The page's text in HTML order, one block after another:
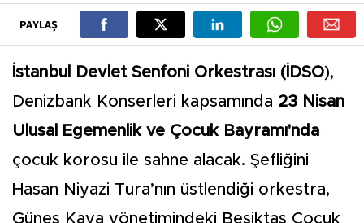
PAYLAŞ
İstanbul Devlet Senfoni Orkestrası (İDSO),
Denizbank Konserleri kapsamında 23 Nisan
Ulusal Egemenlik ve Çocuk Bayramı'nda
çocuk korosu ile sahne alacak. Şefliğini
Hasan Niyazi Tura’nın üstlendiği orkestra,
Güneş Kaya yönetimindeki Beşiktaş Çocuk